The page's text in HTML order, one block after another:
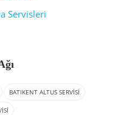
Servisleri
BATIKENT ALTUS SERVISI